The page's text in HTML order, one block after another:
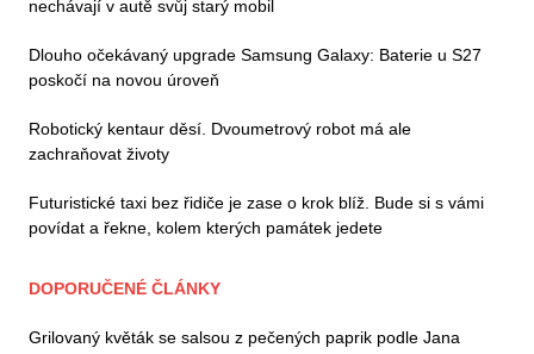
nechávají v autě svůj starý mobil
Dlouho očekávaný upgrade Samsung Galaxy: Baterie u S27
poskočí na novou úroveň
Robotický kentaur děsí. Dvoumetrový robot má ale
zachraňovat životy
Futuristické taxi bez řidiče je zase o krok blíž. Bude si s vámi
povídat a řekne, kolem kterých památek jedete
DOPORUČENÉ ČLÁNKY
Grilovaný květák se salsou z pečených paprik podle Jana